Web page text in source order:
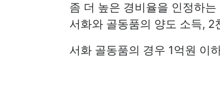
좀 더 높은 경비율을 인정하
서화와 골동품의 양도 소득,
서화 골동품의 경우 1억원 이